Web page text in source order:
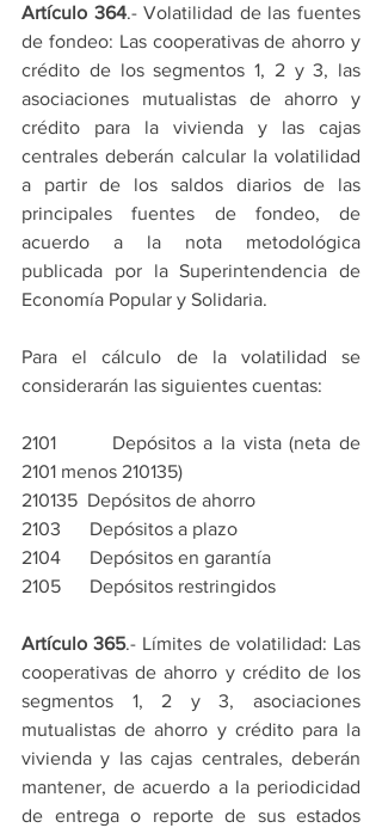
Artículo 364.- Volatilidad de las fuentes
de fondeo: Las cooperativas de ahorro y
crédito de los segmentos 1, 2 y 3, las
asociaciones mutualistas de ahorro y
crédito para la vivienda y las cajas
centrales deberán calcular la volatilidad
a partir de los saldos diarios de las
principales fuentes de fondeo, de
acuerdo a la nota metodológica
publicada por la Superintendencia de
Economía Popular y Solidaria.
Para el cálculo de la volatilidad se
considerarán las siguientes cuentas:
2101       Depósitos a la vista (neta de
2101 menos 210135)
210135  Depósitos de ahorro
2103      Depósitos a plazo
2104      Depósitos en garantía
2105      Depósitos restringidos
Artículo 365.- Límites de volatilidad: Las
cooperativas de ahorro y crédito de los
segmentos 1, 2 y 3, asociaciones
mutualistas de ahorro y crédito para la
vivienda y las cajas centrales, deberán
mantener, de acuerdo a la periodicidad
de entrega o reporte de sus estados